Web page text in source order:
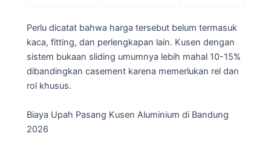
Perlu dicatat bahwa harga tersebut belum termasuk
kaca, fitting, dan perlengkapan lain. Kusen dengan
sistem bukaan sliding umumnya lebih mahal 10-15%
dibandingkan casement karena memerlukan rel dan
rol khusus.
Biaya Upah Pasang Kusen Aluminium di Bandung
2026